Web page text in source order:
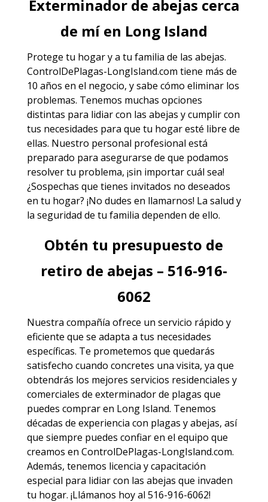
Exterminador de abejas cerca
de mí en Long Island
Protege tu hogar y a tu familia de las abejas.
ControlDePlagas-LongIsland.com tiene más de
10 años en el negocio, y sabe cómo eliminar los
problemas. Tenemos muchas opciones
distintas para lidiar con las abejas y cumplir con
tus necesidades para que tu hogar esté libre de
ellas. Nuestro personal profesional está
preparado para asegurarse de que podamos
resolver tu problema, ¡sin importar cuál sea!
¿Sospechas que tienes invitados no deseados
en tu hogar? ¡No dudes en llamarnos! La salud y
la seguridad de tu familia dependen de ello.
Obtén tu presupuesto de
retiro de abejas – 516-916-
6062
Nuestra compañía ofrece un servicio rápido y
eficiente que se adapta a tus necesidades
específicas. Te prometemos que quedarás
satisfecho cuando concretes una visita, ya que
obtendrás los mejores servicios residenciales y
comerciales de exterminador de plagas que
puedes comprar en Long Island. Tenemos
décadas de experiencia con plagas y abejas, así
que siempre puedes confiar en el equipo que
creamos en ControlDePlagas-LongIsland.com.
Además, tenemos licencia y capacitación
especial para lidiar con las abejas que invaden
tu hogar. ¡Llámanos hoy al 516-916-6062!